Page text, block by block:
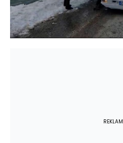
REKLAM